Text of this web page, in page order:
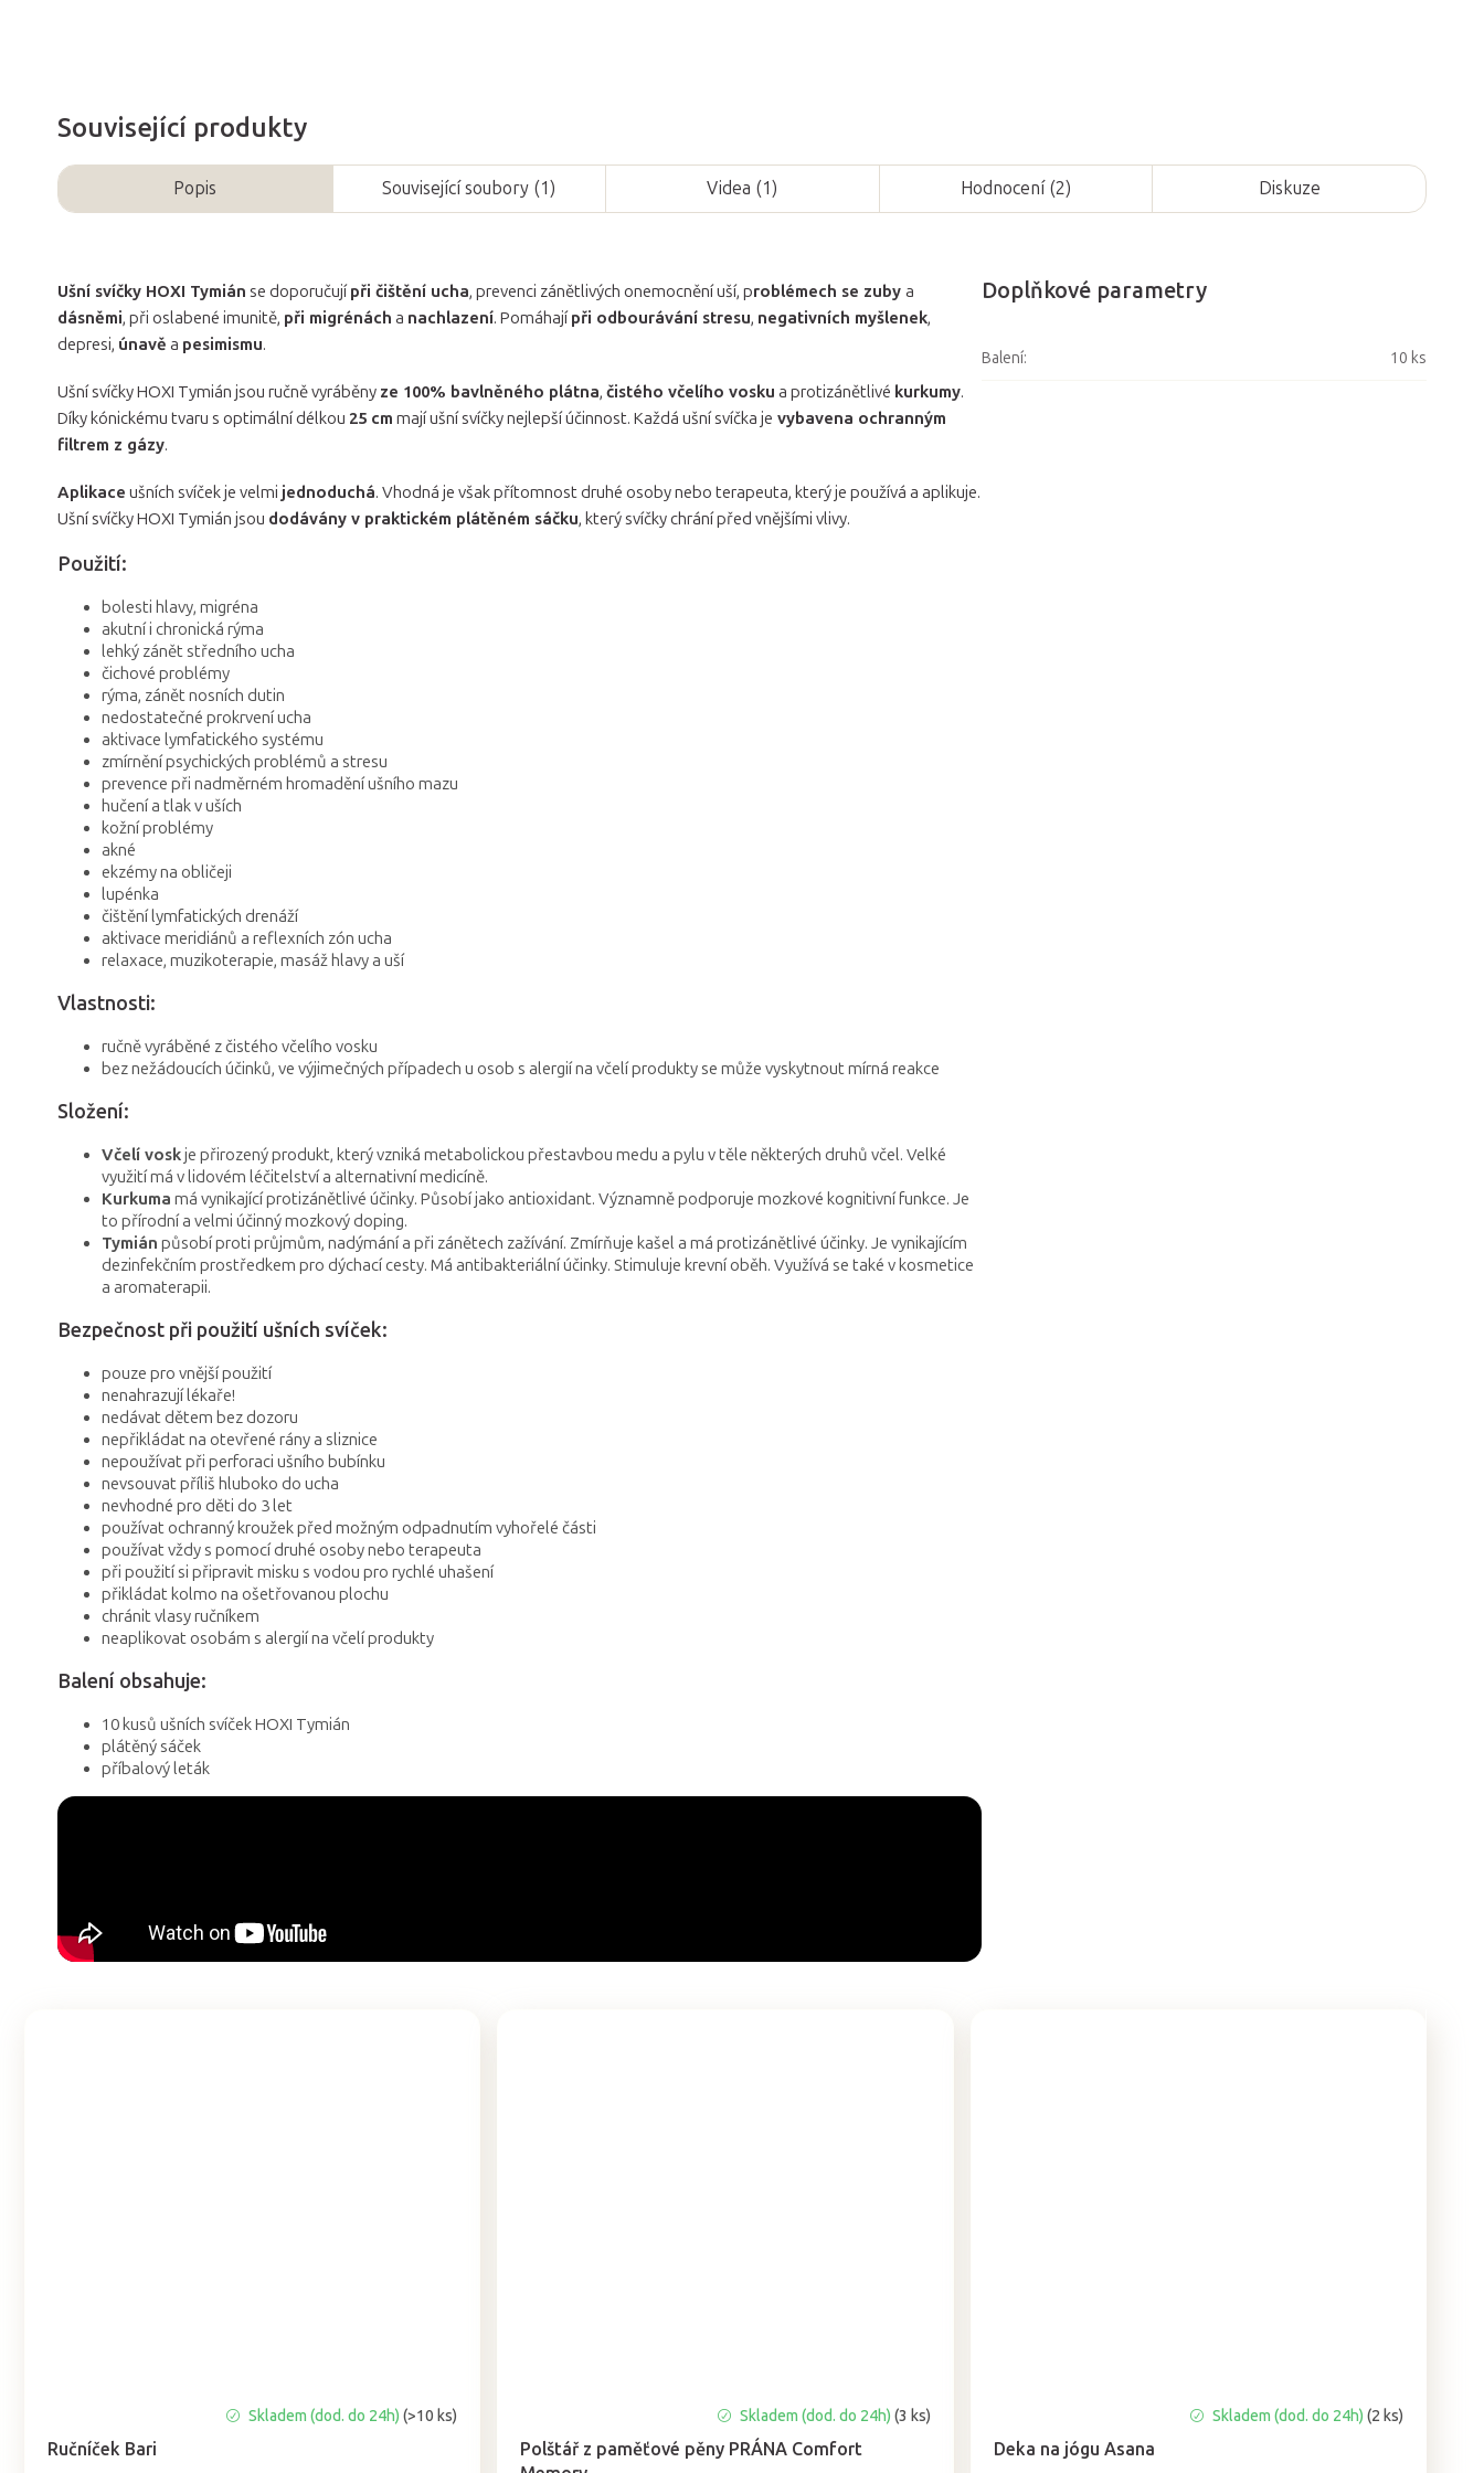
Související produkty
Ručníček Bari
hodnocení
produktu
Skladem (dod. do 24h)(>10 ks)
Polštář z paměťové pěny PRÁNA Comfort
hodnocení
produktu
Skladem (dod. do 24h) (3 ks)
Deka na jógu Asana
hodnocení
produktu
Skladem (dod. do 24h) (2 ks)
Popis Související soubory (1) Videa (1) Hodnocení (2) Diskuze
Ušní svíčky HOXI Tymián se doporučujípři čištění ucha, prevenci zánětlivých onemocnění uší, problémech se zuby a
dásněmi, při oslabené imunitě, při migrénách a nachlazení. Pomáhajípři odbourávání stresu, negativních myšlenek,
depresi, únavě a pesimismu.
Ušní svíčky HOXI Tymián jsou ručně vyráběny ze 100% bavlněného plátna, čistého včelího vosku a protizánětlivé kurkumy.
Díky kónickému tvaru s optimální délkou 25 cm mají ušní svíčky nejlepší účinnost. Každá ušní svíčka je vybavena ochranným
filtrem z gázy.
Aplikace ušních svíček je velmi jednoduchá. Vhodná je však přítomnost druhé osoby nebo terapeuta, který je používá a aplikuje.
Ušní svíčky HOXI Tymián jsou dodávány v praktickém plátěném sáčku, který svíčky chrání před vnějšími vlivy.
Použití:
bolesti hlavy, migréna
akutní i chronická rýma
lehký zánět středního ucha
čichové problémy
rýma, zánět nosních dutin
nedostatečné prokrvení ucha
aktivace lymfatického systému
zmírnění psychických problémů a stresu
prevence při nadměrném hromadění ušního mazu
hučení a tlak v uších
kožní problémy
akné
ekzémy na obličeji
lupénka
čištění lymfatických drenáží
aktivace meridiánů a reflexních zón ucha
relaxace, muzikoterapie, masáž hlavy a uší
Vlastnosti:
ručně vyráběné z čistého včelího vosku
bez nežádoucích účinků, ve výjimečných případech u osob s alergií na včelí produkty se může vyskytnout mírná reakce
Složení:
Včelí voskje přirozený produkt, který vzniká metabolickou přestavbou medu a pylu v těle některých druhů včel. Velké
využití má v lidovém léčitelství a alternativní medicíně.
Kurkuma má vynikající protizánětlivé účinky. Působí jako antioxidant. Významně podporuje mozkové kognitivní funkce. Je
to přírodní a velmi účinný mozkový doping.
Tymián působí proti průjmům, nadýmání a při zánětech zažívání. Zmírňuje kašel a má protizánětlivé účinky. Je vynikajícím
dezinfekčním prostředkem pro dýchací cesty. Má antibakteriální účinky. Stimuluje krevní oběh. Využívá se také v kosmetice
a aromaterapii.
Bezpečnost při použití ušních svíček:
pouze pro vnější použití
nenahrazují lékaře!
nedávat dětem bez dozoru
nepřikládat na otevřené rány a sliznice
nepoužívat při perforaci ušního bubínku
nevsouvat příliš hluboko do ucha
nevhodné pro děti do 3 let
používat ochranný kroužek před možným odpadnutím vyhořelé části
používat vždy s pomocí druhé osoby nebo terapeuta
při použití si připravit misku s vodou pro rychlé uhašení
přikládat kolmo na ošetřovanou plochu
chránit vlasy ručníkem
neaplikovat osobám s alergií na včelí produkty
Balení obsahuje:
10 kusů ušních svíček HOXI Tymián
plátěný sáček
příbalový leták
Doplňkové parametry
Balení: 10 ks